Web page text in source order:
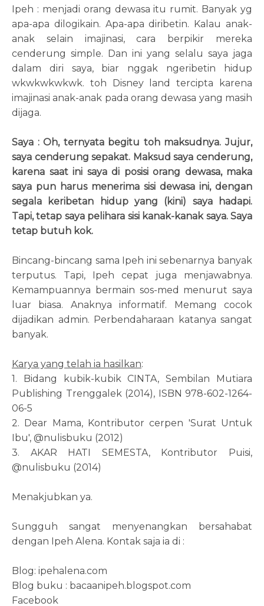
Ipeh : menjadi orang dewasa itu rumit. Banyak yg
apa-apa dilogikain. Apa-apa diribetin. Kalau anak-
anak selain imajinasi, cara berpikir mereka
cenderung simple. Dan ini yang selalu saya jaga
dalam diri saya, biar nggak ngeribetin hidup
wkwkwkwkwk. toh Disney land tercipta karena
imajinasi anak-anak pada orang dewasa yang masih
dijaga.
Saya : Oh, ternyata begitu toh maksudnya. Jujur,
saya cenderung sepakat. Maksud saya cenderung,
karena saat ini saya di posisi orang dewasa, maka
saya pun harus menerima sisi dewasa ini, dengan
segala keribetan hidup yang (kini) saya hadapi.
Tapi, tetap saya pelihara sisi kanak-kanak saya. Saya
tetap butuh kok.
Bincang-bincang sama Ipeh ini sebenarnya banyak
terputus. Tapi, Ipeh cepat juga menjawabnya.
Kemampuannya bermain sos-med menurut saya
luar biasa. Anaknya informatif. Memang cocok
dijadikan admin. Perbendaharaan katanya sangat
banyak.
Karya yang telah ia hasilkan:
1. Bidang kubik-kubik CINTA, Sembilan Mutiara
Publishing Trenggalek (2014), ISBN 978-602-1264-
06-5
2. Dear Mama, Kontributor cerpen 'Surat Untuk
Ibu', @nulisbuku (2012)
3. AKAR HATI SEMESTA, Kontributor Puisi,
@nulisbuku (2014)
Menakjubkan ya.
Sungguh sangat menyenangkan bersahabat
dengan Ipeh Alena. Kontak saja ia di :
Blog: ipehalena.com
Blog buku : bacaanipeh.blogspot.com
Facebook